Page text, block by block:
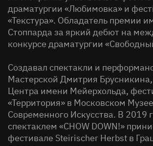
драматургии «Любимовка» и
«Текстура». Обладатель премии
Стоппарда за яркий дебют на
конкурсе драматургии
Создавал спектакли и
Мастерской Дмитрия
Центра имени Мейерхольда,
«Территория» в Московском Музее
Современного Искусства. В 2019
спектаклем «CHOW DOWN!»
фестивале Steirischer Herbst в